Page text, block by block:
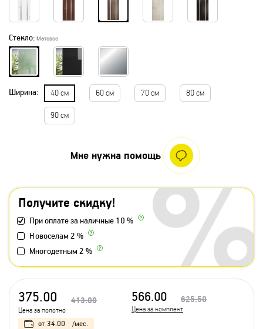
Стекло: Матовое
Ширина: 40 см 60 см 70 см 80 см
90 см
Получите скидку!
При оплате за наличные 10 %
Новоселам 2 %
Многодетным 2 %
Мне нужна помощь
375.00 413.00
Цена за полотно
566.00 625.50
Цена за комплект
от 34.00 /мес.